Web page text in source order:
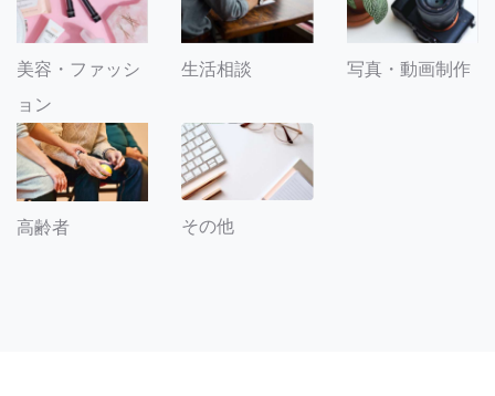
美容・ファッシ
ョン
生活相談 写真・動画制作
高齢者 その他